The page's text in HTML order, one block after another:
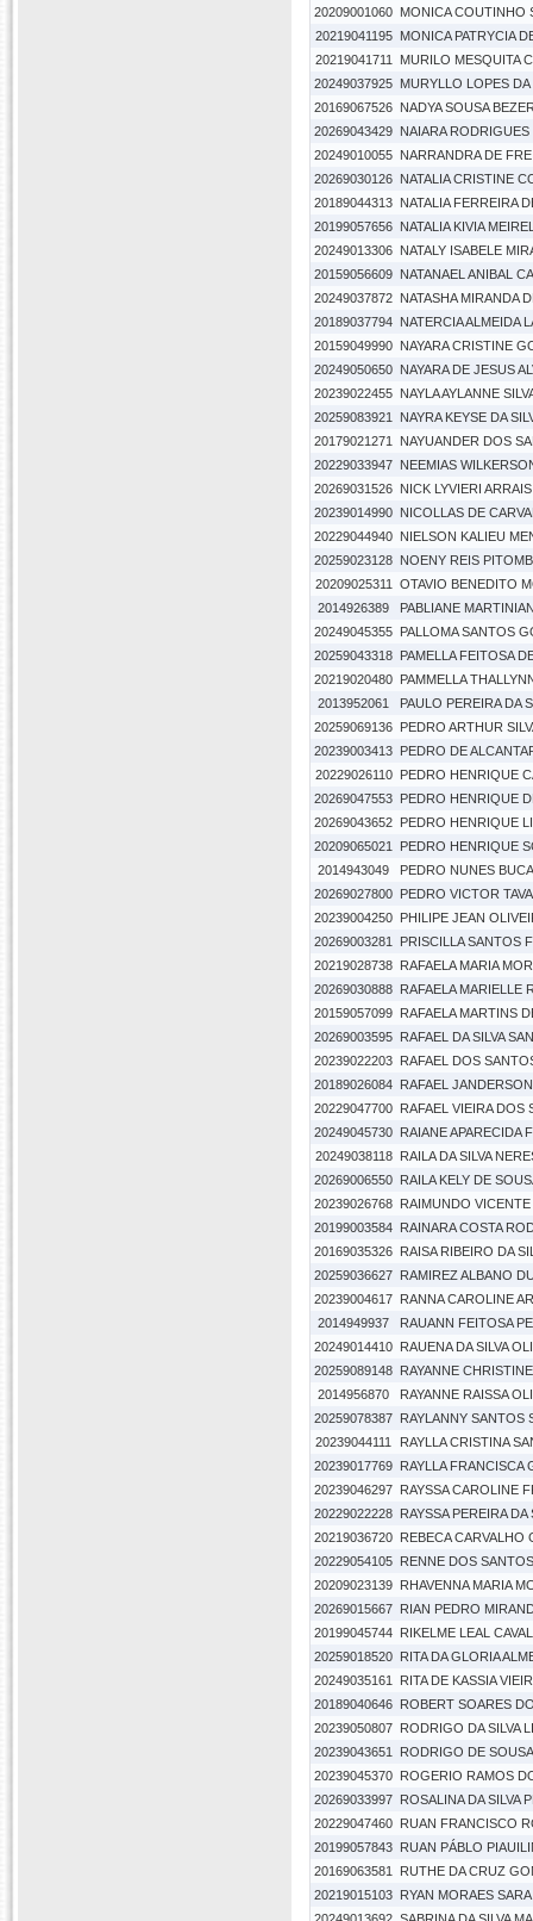
20209001060 MONICA COUTINHO
20219041195
MONICA PATRYCIA
20219041711
MURILO MESQUITA
20249037925 MURYLLO LOPES DA
20169067526 NADYA SOUSA
20269043429 NAIARA
20249010055 NARRANDRA DE
20269030126 NATALIA CRISTINE
20189044313 NATALIA FERREIRA
20199057656 NATALIA KIVIA
20249013306 NATALY ISABELE
20159056609 NATANAEL ANIBAL
20249037872 NATASHA MIRANDA
20189037794 NATERCIA ALMEIDA
20159049990 NAYARA CRISTINE
20249050650 NAYARA DE JESUS
20239022455 NAYLA AYLANNE
20259083921
NAYRA KEYSE DA
20179021271
NAYUANDER DOS
20229033947 NEEMIAS
20269031526 NICK LYVIERI
20239014990 NICOLLAS DE
20229044940 NIELSON KALIEU
20259023128 NOENY REIS
20209025311
OTAVIO BENEDITO
2014926389
PABLIANE
20249045355 PALLOMA SANTOS
20259043318 PAMELLA FEITOSA
20219020480 PAMMELLA
2013952061
PAULO PEREIRA DA
20259069136 PEDRO ARTHUR
20239003413 PEDRO DE
20229026110
PEDRO HENRIQUE
20269047553 PEDRO HENRIQUE
20269043652 PEDRO HENRIQUE
20209065021
PEDRO HENRIQUE
2014943049
PEDRO NUNES
20269027800 PEDRO VICTOR
20239004250 PHILIPE JEAN
20269003281
PRISCILLA SANTOS
20219028738 RAFAELA MARIA
20269030888 RAFAELA MARIELLE
20159057099 RAFAELA MARTINS
20269003595 RAFAEL DA SILVA
20239022203 RAFAEL DOS
20189026084 RAFAEL
20229047700 RAFAEL VIEIRA DOS
20249045730 RAIANE APARECIDA
20249038118
RAILA DA SILVA
20269006550 RAILA KELY DE
20239026768 RAIMUNDO
20199003584 RAINARA COSTA
20169035326 RAISA RIBEIRO DA
20259036627 RAMIREZ ALBANO
20239004617 RANNA CAROLINE
2014949937
RAUANN FEITOSA
20249014410 RAUENA DA SILVA
20259089148 RAYANNE
2014956870
RAYANNE RAISSA
20259078387 RAYLANNY SANTOS
20239044111
RAYLLA CRISTINA
20239017769 RAYLLA FRANCISCA
20239046297 RAYSSA CAROLINE
20229022228 RAYSSA PEREIRA DA
20219036720 REBECA CARVALHO
20229054105 RENNE DOS
20209023139 RHAVENNA MARIA
20269015667 RIAN PEDRO
20199045744 RIKELME LEAL
20259018520 RITA DA GLORIA
20249035161
RITA DE KASSIA
20189040646 ROBERT SOARES
20239050807 RODRIGO DA SILVA
20239043651
RODRIGO DE
20239045370 ROGERIO RAMOS
20269033997 ROSALINA DA SILVA
20229047460 RUAN FRANCISCO
20199057843 RUAN PÁBLO
20169063581
RUTHE DA CRUZ
20219015103 RYAN MORAES